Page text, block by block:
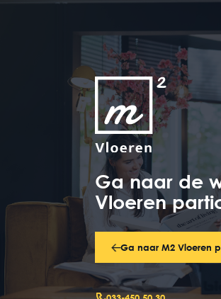
Ga naar de
Vloeren
Ga naar M2 Vloeren